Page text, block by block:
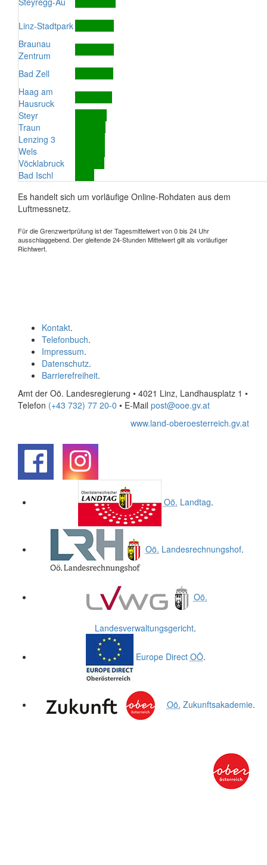
Linz-Stadtpark
Braunau
Zentrum
Bad Zell
Haag am
Hausruck
Steyr
Traun
Lenzing 3
Wels
Vöcklabruck
Bad Ischl
Es handelt sich um vorläufige Online-Rohdaten aus dem
Luftmessnetz.
Für die Grenzwertprüfung ist der Tagesmittelwert von 0 bis 24 Uhr
ausschlaggebend. Der gleitende 24-Stunden Mittelwert gilt als vorläufiger
Richtwert.
Kontakt.
Telefonbuch.
Impressum.
Datenschutz.
Barrierefreiheit.
Amt der Oö. Landesregierung • 4021 Linz, Landhausplatz 1 •
Telefon (+43 732) 77 20-0 • E-Mail post@ooe.gv.at
www.land-oberoesterreich.gv.at
Oö. Landtag.
Oö. Landesrechnungshof.
Oö.
Landesverwaltungsgericht.
Europe Direct OÖ.
Oö. Zukunftsakademie.